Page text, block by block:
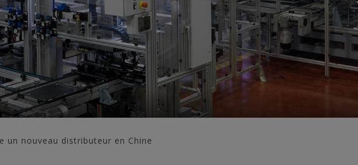
un nouveau distributeur en Chine